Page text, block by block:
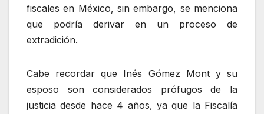
fiscales en México, sin embargo, se menciona
que podría derivar en un proceso de
extradición.
Cabe recordar que Inés Gómez Mont y su
esposo son considerados prófugos de la
justicia desde hace 4 años, ya que la Fiscalía